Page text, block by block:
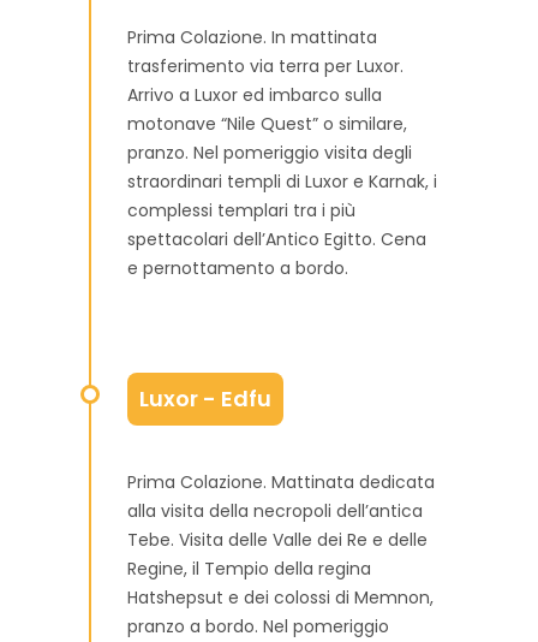
Prima Colazione. In mattinata
trasferimento via terra per Luxor.
Arrivo a Luxor ed imbarco sulla
motonave “Nile Quest” o similare,
pranzo. Nel pomeriggio visita degli
straordinari templi di Luxor e Karnak, i
complessi templari tra i più
spettacolari dell’Antico Egitto. Cena
e pernottamento a bordo.
Luxor - Edfu
Prima Colazione. Mattinata dedicata
alla visita della necropoli dell’antica
Tebe. Visita delle Valle dei Re e delle
Regine, il Tempio della regina
Hatshepsut e dei colossi di Memnon,
pranzo a bordo. Nel pomeriggio